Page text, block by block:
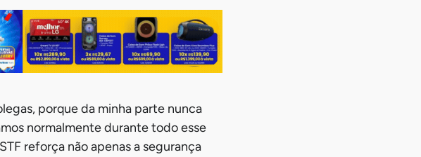
porque da minha parte nunca
normalmente durante todo esse
reforça não apenas a segurança